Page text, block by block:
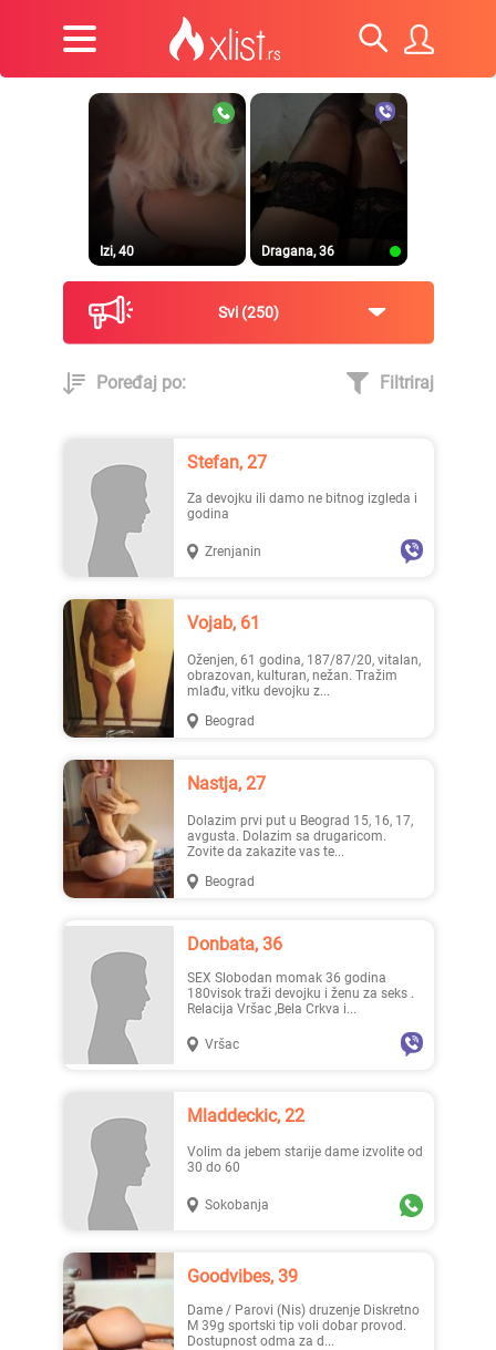
Izi, 40 Dragana, 36
Lisa ..., 28
Teodo..., 43
Nastja, 27
Svi 250
Poređaj po: Filtriraj
Stefan, 27
Za devojku ili damo ne bitnog izgleda i
godina
Zrenjanin
Vojab, 61
Oženjen, 61 godina, 187/87/20, vitalan,
obrazovan, kulturan, nežan. Tražim
mlađu, vitku devojku z...
Beograd
Nastja, 27
Dolazim prvi put u Beograd 15, 16, 17,
avgusta. Dolazim sa drugaricom.
Zovite da zakazite vas te...
Beograd
Donbata, 36
SEX Slobodan momak 36 godina
180visok traži devojku i ženu za seks .
Relacija Vršac ,Bela Crkva i...
Vršac
Mladdeckic, 22
Volim da jebem starije dame izvolite od
30 do 60
Sokobanja
Goodvibes, 39
Dame / Parovi (Nis) druzenje Diskretno
M 39g sportski tip voli dobar provod.
Dostupnost odma za d...